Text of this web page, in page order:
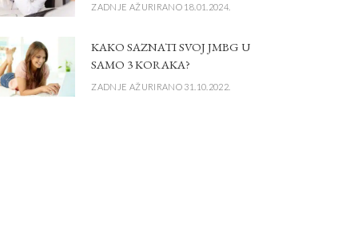
ZADNJE AŽURIRANO 18.01.2024.
KAKO SAZNATI SVOJ JMBG U
SAMO 3 KORAKA?
ZADNJE AŽURIRANO 31.10.2022.